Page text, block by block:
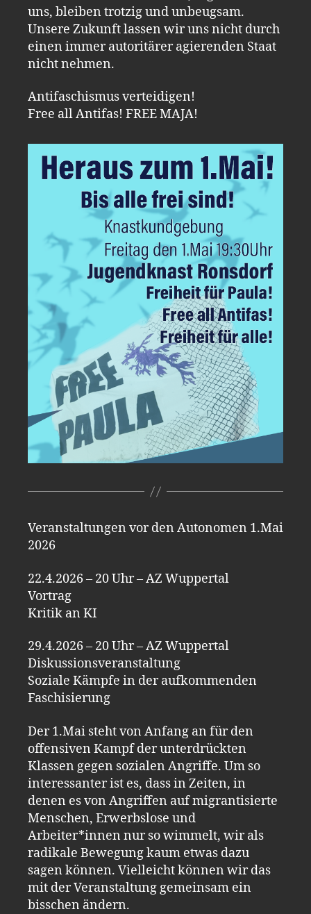
uns, bleiben trotzig und unbeugsam.
Unsere Zukunft lassen wir uns nicht durch
einen immer autoritärer agierenden Staat
nicht nehmen.
Antifaschismus verteidigen!
Free all Antifas! FREE MAJA!
Veranstaltungen vor den Autonomen 1.Mai
2026
22.4.2026 – 20 Uhr – AZ Wuppertal
Vortrag
Kritik an KI
29.4.2026 – 20 Uhr – AZ Wuppertal
Diskussionsveranstaltung
Soziale Kämpfe in der aufkommenden
Faschisierung
Der 1.Mai steht von Anfang an für den
offensiven Kampf der unterdrückten
Klassen gegen sozialen Angriffe. Um so
interessanter ist es, dass in Zeiten, in
denen es von Angriffen auf migrantisierte
Menschen, Erwerbslose und
Arbeiter*innen nur so wimmelt, wir als
radikale Bewegung kaum etwas dazu
sagen können. Vielleicht können wir das
mit der Veranstaltung gemeinsam ein
bisschen ändern.